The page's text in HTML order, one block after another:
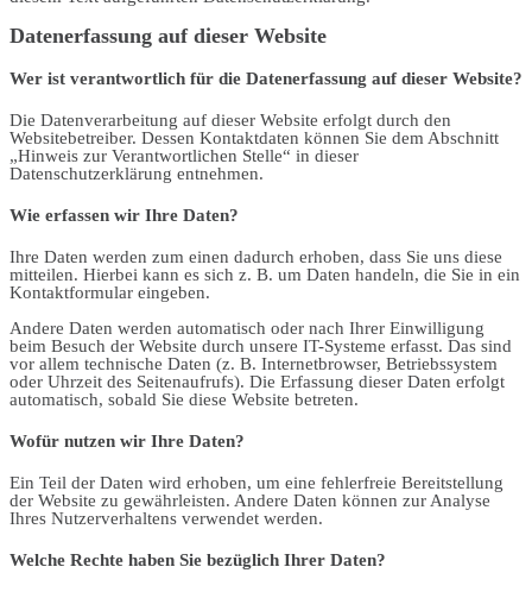
Datenerfassung auf dieser Website
Wer ist verantwortlich für die Datenerfassung auf dieser Website?
Die Datenverarbeitung auf dieser Website erfolgt durch den
Websitebetreiber. Dessen Kontaktdaten können Sie dem Abschnitt
„Hinweis zur Verantwortlichen Stelle“ in dieser
Datenschutzerklärung entnehmen.
Wie erfassen wir Ihre Daten?
Ihre Daten werden zum einen dadurch erhoben, dass Sie uns diese
mitteilen. Hierbei kann es sich z. B. um Daten handeln, die Sie in ein
Kontaktformular eingeben.
Andere Daten werden automatisch oder nach Ihrer Einwilligung
beim Besuch der Website durch unsere IT-Systeme erfasst. Das sind
vor allem technische Daten (z. B. Internetbrowser, Betriebssystem
oder Uhrzeit des Seitenaufrufs). Die Erfassung dieser Daten erfolgt
automatisch, sobald Sie diese Website betreten.
Wofür nutzen wir Ihre Daten?
Ein Teil der Daten wird erhoben, um eine fehlerfreie Bereitstellung
der Website zu gewährleisten. Andere Daten können zur Analyse
Ihres Nutzerverhaltens verwendet werden.
Welche Rechte haben Sie bezüglich Ihrer Daten?